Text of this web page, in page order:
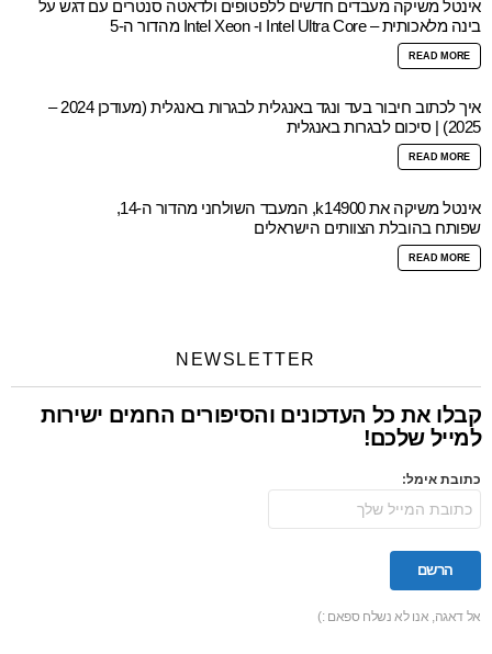
אינטל משיקה מעבדים חדשים ללפטופים ולדאטה סנטרים עם דגש על
בינה מלאכותית – Intel Ultra Core ו- Intel Xeon מהדור ה-5
READ MORE
איך לכתוב חיבור בעד ונגד באנגלית לבגרות באנגלית (מעודכן 2024 –
2025) | סיכום לבגרות באנגלית
READ MORE
אינטל משיקה את k14900, המעבד השולחני מהדור ה-14,
שפותח בהובלת הצוותים הישראלים
READ MORE
NEWSLETTER
קבלו את כל העדכונים והסיפורים החמים ישירות
למייל שלכם!
כתובת אימל:
אל דאגה, אנו לא נשלח ספאם :)